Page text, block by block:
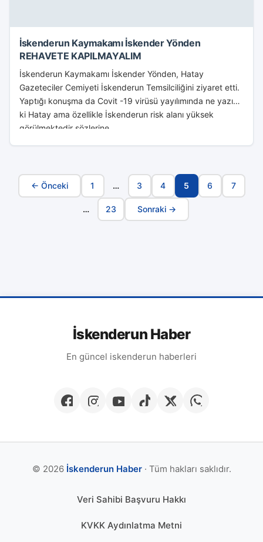
İskenderun Kaymakamı İskender Yönden
REHAVETE KAPILMAYALIM
İskenderun Kaymakamı İskender Yönden, Hatay
Gazeteciler Cemiyeti İskenderun Temsilciliğini ziyaret etti.
Yaptığı konuşma da Covit -19 virüsü yayılımında ne yazık
ki Hatay ama özellikle İskenderun risk alanı yüksek
görülmektedir sözlerine...
Sayfa
Navigasyonu
← Önceki 1 … 3 4 5 6 7
… 23 Sonraki →
İskenderun Haber
En güncel iskenderun haberleri
© 2026 İskenderun Haber· Tüm hakları saklıdır.
Veri Sahibi Başvuru Hakkı
KVKK Aydınlatma Metni